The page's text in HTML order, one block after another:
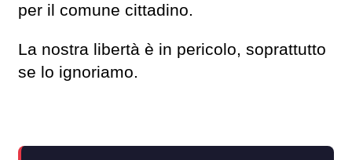
per il comune cittadino.
La nostra libertà è in pericolo, soprattutto
se lo ignoriamo.